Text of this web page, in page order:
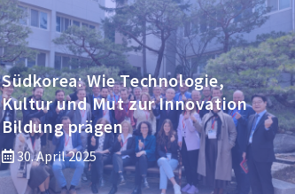
Südkorea: Wie Technologie,
Kultur und Mut zur Innovation
Bildung prägen
30. April 2025